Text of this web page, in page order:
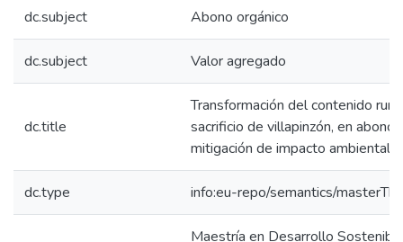
dc.subject Abono orgánico
dc.subject Valor agregado
dc.title
Transformación del contenido
sacrificio de villapinzón, en
mitigación de impacto ambiental
dc.type info:eu-repo/semantics/
Maestría en Desarrollo